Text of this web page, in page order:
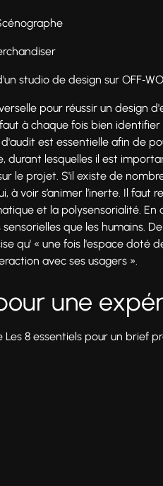
studio de design sur
pour réussir un design
à chaque fois bien
est essentielle afin de
durant lesquelles il est
le projet. S'il existe de
voir s’animer l’inerte. Il faut
et la polysensorialité. En
que les humains.
qu' « une fois l'espace doté
avec ses usagers ».
une
8 essentiels pour un brief